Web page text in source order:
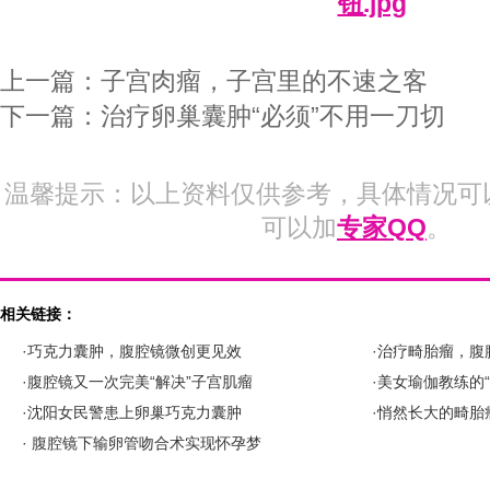
上一篇： 子宫肉瘤，子宫里的不速之客
下一篇： 治疗卵巢囊肿“必须”不用一刀切
温馨提示：以上资料仅供参考，具体情况可
可以加专家QQ。
相关链接：
·巧克力囊肿，腹腔镜微创更见效
·治疗畸胎瘤，
·腹腔镜又一次完美“解决”子宫肌瘤
·美女瑜伽教练的
·沈阳女民警患上卵巢巧克力囊肿
·悄然长大的畸
· 腹腔镜下输卵管吻合术实现怀孕梦